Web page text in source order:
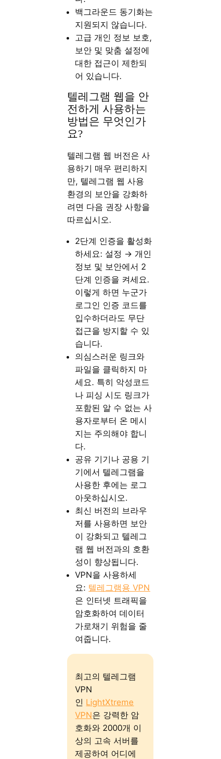
백그라운드 동기화는
지원되지 않습니다.
고급 개인 정보 보호,
보안 및 맞춤 설정에
대한 접근이 제한되
어 있습니다.
텔레그램 웹을 안
전하게 사용하는
방법은 무엇인가
요?
텔레그램 웹 버전은 사
용하기 매우 편리하지
만, 텔레그램 웹 사용
환경의 보안을 강화하
려면 다음 권장 사항을
따르십시오.
2단계 인증을 활성화
하세요: 설정 → 개인
정보 및 보안에서 2
단계 인증을 켜세요.
이렇게 하면 누군가
로그인 인증 코드를
입수하더라도 무단
접근을 방지할 수 있
습니다.
의심스러운 링크와
파일을 클릭하지 마
세요. 특히 악성코드
나 피싱 시도 링크가
포함된 알 수 없는 사
용자로부터 온 메시
지는 주의해야 합니
다.
공유 기기나 공용 기
기에서 텔레그램을
사용한 후에는 로그
아웃하십시오.
최신 버전의 브라우
저를 사용하면 보안
이 강화되고 텔레그
램 웹 버전과의 호환
성이 향상됩니다.
VPN을 사용하세
요: 텔레그램용 VPN
은 인터넷 트래픽을
암호화하여 데이터
가로채기 위험을 줄
여줍니다.
최고의 텔레그램
VPN
인 LightXtreme
VPN은 강력한 암
호화와 2000개 이
상의 고속 서버를
제공하여 어디에